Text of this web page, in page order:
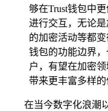
够在Trust钱包中
进行交互，无论
的加密活动等都
钱包的功能边界
户，有望在加密
带来更丰富多样的
在当今数字化浪潮